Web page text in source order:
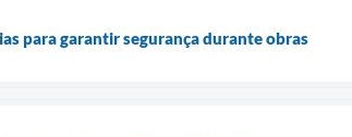
para garantir segurança durante obras